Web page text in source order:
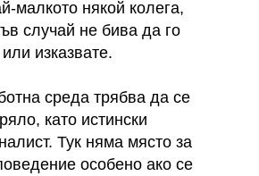
малкото някой колега,
случай не бива да го
изказвате.
среда трябва да се
като истински
Тук няма място за
особено ако се